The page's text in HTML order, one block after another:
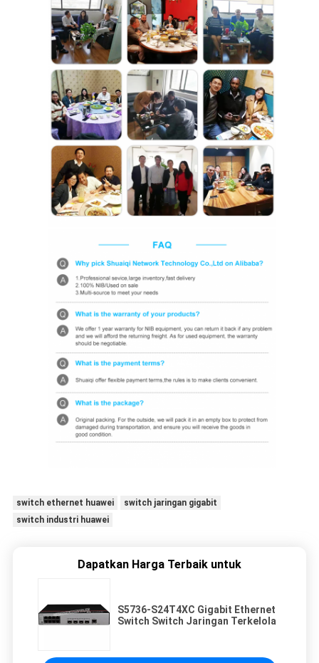
switch ethernet huawei
switch jaringan gigabit
switch industri huawei
Dapatkan Harga Terbaik untuk
S5736-S24T4XC Gigabit Ethernet
Switch Switch Jaringan Terkelola